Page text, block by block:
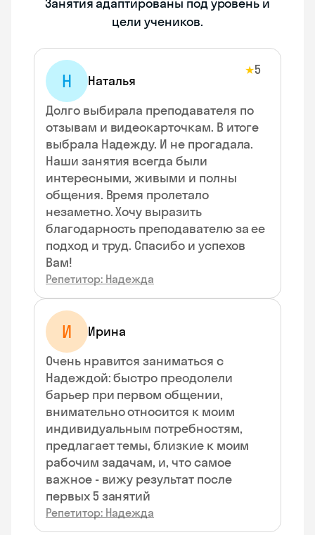
цели учеников.
Н Наталья
★5
Долго выбирала преподавателя по
отзывам и видеокарточкам. В итоге
выбрала Надежду. И не прогадала.
Наши занятия всегда были
интересными, живыми и полны
общения. Время пролетало
незаметно. Хочу выразить
благодарность преподавателю за ее
подход и труд. Спасибо и успехов
Вам!
Репетитор: Надежда
И
Ирина
Очень нравится заниматься с
Надеждой: быстро преодолели
барьер при первом общении,
внимательно относится к моим
индивидуальным потребностям,
предлагает темы, близкие к моим
рабочим задачам, и, что самое
важное - вижу результат после
первых 5 занятий
Репетитор: Надежда